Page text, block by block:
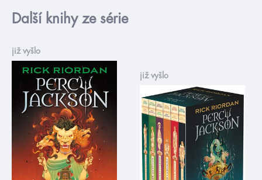
Další knihy ze série
již vyšlo
již vyšlo